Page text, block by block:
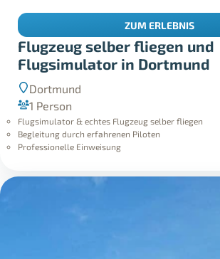
Flugzeug selber fliegen und
Flugsimulator in Dortmund
Dortmund
1 Person
Flugsimulator & echtes Flugzeug selber fliegen
Begleitung durch erfahrenen Piloten
Professionelle Einweisung
ZUM ERLEBNIS